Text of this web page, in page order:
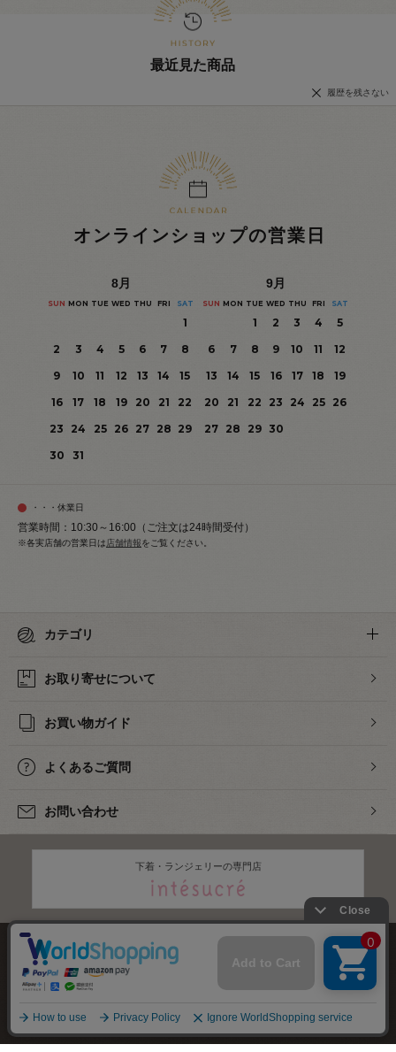
最近見た商品
履歴を残さない
オンラインショップの営業日
8月
SUN MON TUE WED THU FRI SAT
1
2
3 4 5 6 7
8
9
10 11 12 13 14
15
16
17 18 19 20 21
22
23
24 25 26 27 28 29
30
31
9月
SUN MON TUE WED THU FRI SAT
1 2 3 4
5
6
7 8 9 10 11
12
13
14 15 16 17 18
19
20
21 22 23 24 25
26
27 28 29 30
・・・休業日
営業時間：10:30～16:00（ご注文は24時間受付）
※各実店舗の営業日は 店舗情報をご覧ください。
カテゴリ
お取り寄せについて
お買い物ガイド
よくあるご質問
お問い合わせ
下着・ランジェリーの専門店
株式会社オカダヤ
特定商取引法に基づく表記 プライバシーポリシー サイトマップ
2012-2026OKADAYA CO.,LTD.